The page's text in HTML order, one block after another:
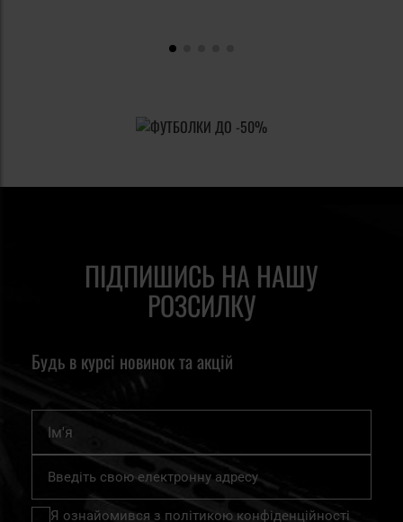
ПІДПИШИСЬ НА НАШУ
РОЗСИЛКУ
Будь в курсі новинок та акцій
Підпишіться
нашу
Я ознайомився з політикою конфіденційності